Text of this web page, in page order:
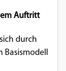
Auftritt
durch
Basismodell